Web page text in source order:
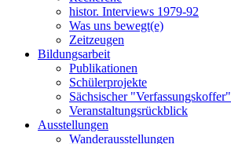
histor. Interviews 1979-92
Was uns bewegt(e)
Zeitzeugen
Bildungsarbeit
Publikationen
Schülerprojekte
Sächsischer "Verfassungskoffer"
Veranstaltungsrückblick
Ausstellungen
Wanderausstellungen